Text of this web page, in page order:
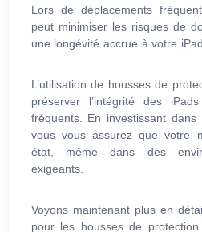
Lors de déplacements
peut minimiser les risques de
une longévité accrue à votre iPad.
L’utilisation de housses de
préserver l’intégrité des
fréquents. En investissant
vous vous assurez que votre
état, même dans des
exigeants.
Voyons maintenant plus en
pour les housses de